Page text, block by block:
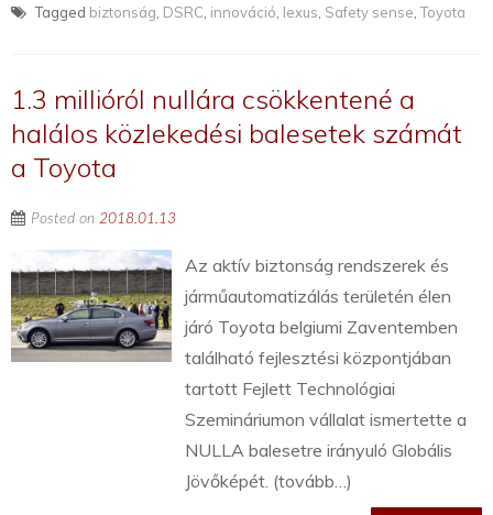
Tagged biztonság DSRC innováció lexus Safety sense ,Toyota
1.3 millióról nullára csökkentené a
halálos közlekedési balesetek számát
a Toyota
Posted on 2018.01.13
Az aktív biztonság rendszerek és
járműautomatizálás területén élen
járó Toyota belgiumi Zaventemben
található fejlesztési központjában
tartott Fejlett Technológiai
Szemináriumon vállalat ismertette a
NULLA balesetre irányuló Globális
Jövőképét. (tovább…)